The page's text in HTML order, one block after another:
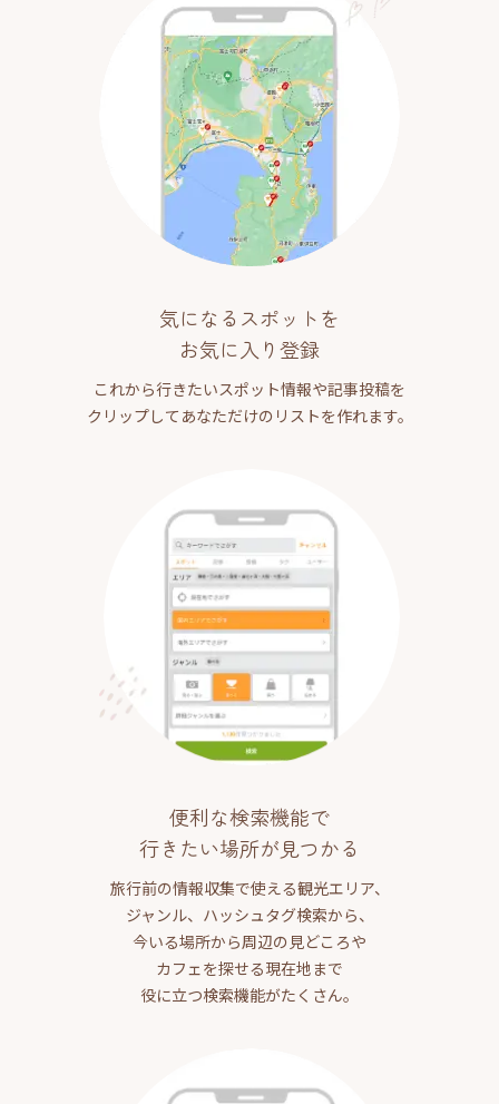
気になるスポットを
お気に入り登録
これから行きたいスポット情報や記事投稿を
クリップしてあなただけのリストを作れます。
便利な検索機能で
行きたい場所が見つかる
旅行前の情報収集で使える観光エリア、
ジャンル、ハッシュタグ検索から、
今いる場所から周辺の見どころや
カフェを探せる現在地まで
役に立つ検索機能がたくさん。